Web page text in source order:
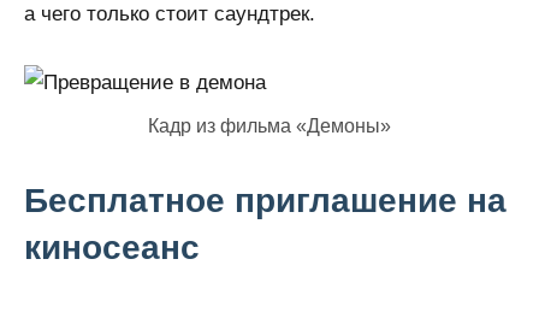
а чего только стоит саундтрек.
Кадр из фильма «Демоны»
Бесплатное приглашение на
киносеанс